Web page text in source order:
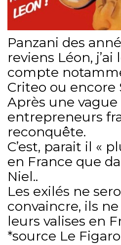
Panzani des
reviens Léon,
compte
Criteo ou encore
Après une vague
entrepreneurs
reconquête.
C’est, parait il «
en France que
Niel..
Les exilés ne
convaincre, ils
leurs valises en
*source Le Figaro